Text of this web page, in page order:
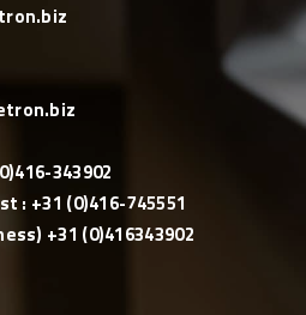
343902
: +31 (0)416-745551
+31 (0)416343902